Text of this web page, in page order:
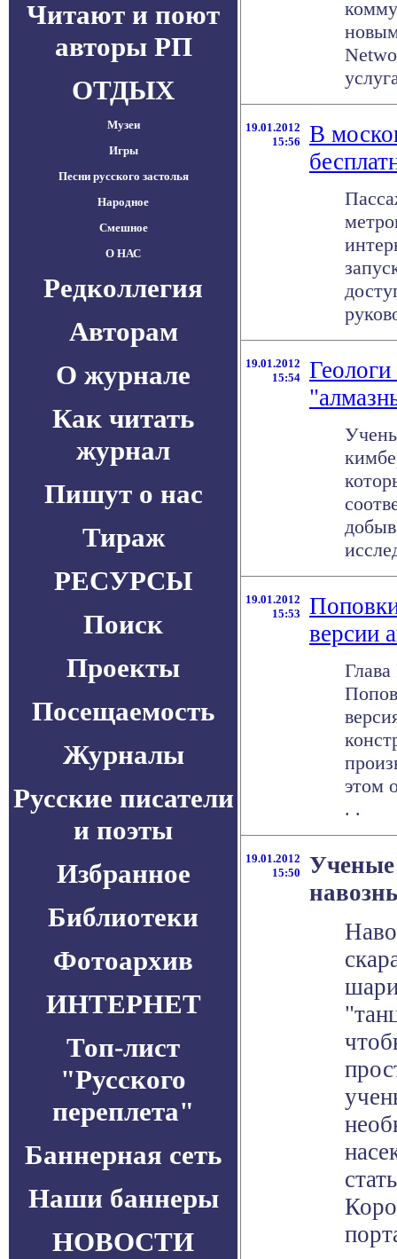
Читают и поют
авторы РП
ОТДЫХ
Музеи
Игры
Песни русского застолья
Народное
Смешное
О НАС
Редколлегия
Авторам
О журнале
Как читать
журнал
Пишут о нас
Тираж
РЕСУРСЫ
Поиск
Проекты
Посещаемость
Журналы
Русские писатели
и поэты
Избранное
Библиотеки
Фотоархив
ИНТЕРНЕТ
Топ-лист
"Русского
переплета"
Баннерная сеть
Наши баннеры
НОВОСТИ
19.01.2012
15:56
В
19.01.2012
15:54
19.01.2012
15:53
версии
этом
. .
19.01.2012
15:50
Ученые